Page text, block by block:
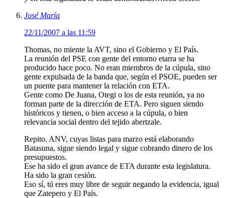
José María
22/11/2007 a las 11:59
Thomas, no miente la AVT, sino el Gobierno y El País.
La reunión del PSE con gente del entorno etarra se ha
producido hace poco. No eran miembros de la cúpula, sino
gente expulsada de la banda que, según el PSOE, pueden ser
un puente para mantener la relación con ETA.
Gente como De Juana, Otegi o los de esta reunión, ya no
forman parte de la dirección de ETA. Pero siguen siendo
históricos y tienen, o bien acceso a la cúpula, o bien
relevancia social dentro del tejido abertzale.
Repito. ANV, cuyas listas para marzo está elaborando
Batasuna, sigue siendo legal y sigue cobrando dinero de los
presupuestos.
Ese ha sido el gran avance de ETA durante esta legislatura.
Ha sido la gran cesión.
Eso sí, tú eres muy libre de seguir negando la evidencia, igual
que Zatepero y El País.